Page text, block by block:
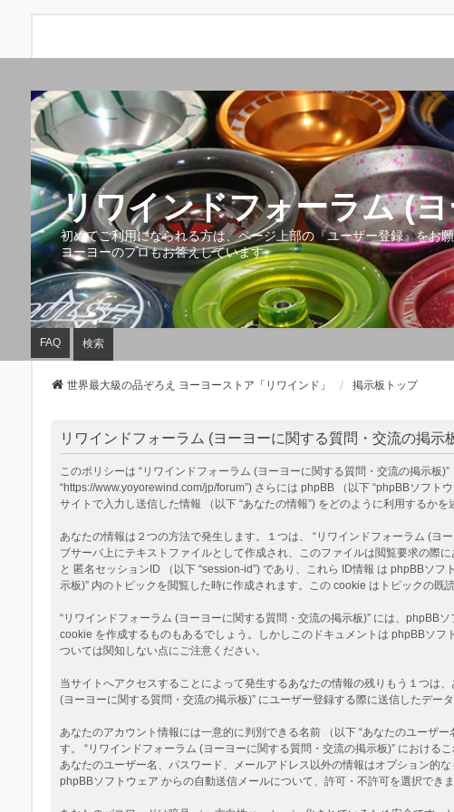
リワインドフォーラム (
初めてご利用になられる方は、ページ上部の『ユーザー登録』をお
ヨーヨーのプロもお答えしています。
FAQ 検索
世界最大級の品ぞろえ ヨーヨーストア「リワインド」 掲示板トップ
リワインドフォーラム (ヨーヨーに関する質問・交流の掲示
このポリシーは “リワインドフォーラム (ヨーヨーに関する質問・交流の掲示板
“https://www.yoyorewind.com/jp/forum”) さらには phpBB （以下 “phpBBソフト
サイトで入力し送信した情報 （以下 “あなたの情報”) をどのように利用するかを
あなたの情報は２つの方法で発生します。１つは、 “リワインドフォーラム (
ブサーバ上にテキストファイルとして作成され、このファイルは閲覧要求の際
と 匿名セッションID （以下 “session-id”) であり、これら ID情報 は phpBBソ
示板)” 内のトピックを閲覧した時に作成されます。この cookie はトピックの既
“リワインドフォーラム (ヨーヨーに関する質問・交流の掲示板)” には、phpBB
cookie を作成するものもあるでしょう。しかしこのドキュメントは phpBBソ
ついては関知しない点にご注意ください。
当サイトへアクセスすることによって発生するあなたの情報の残りもう１つは
(ヨーヨーに関する質問・交流の掲示板)” にユーザー登録する際に送信したデー
あなたのアカウント情報には一意的に判別できる名前 （以下 “あなたのユーザ
す。 “リワインドフォーラム (ヨーヨーに関する質問・交流の掲示板)” における
あなたのユーザー名、パスワード、メールアドレス以外の情報はオプション的
phpBBソフトウェア からの自動送信メールについて、許可・不許可を選択できま